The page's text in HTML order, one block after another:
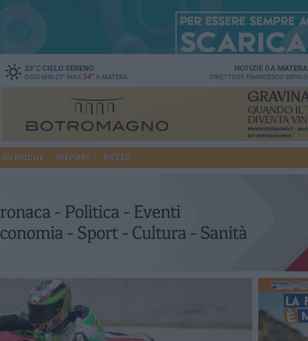
23°CCIELO SERENO
OGGI MIN 23° MAX 34° A MATERA
NOTIZIE DA MATERA
DIRETTORE FRANCESCO DIPALO
RUBRICHE IREPORT METEO